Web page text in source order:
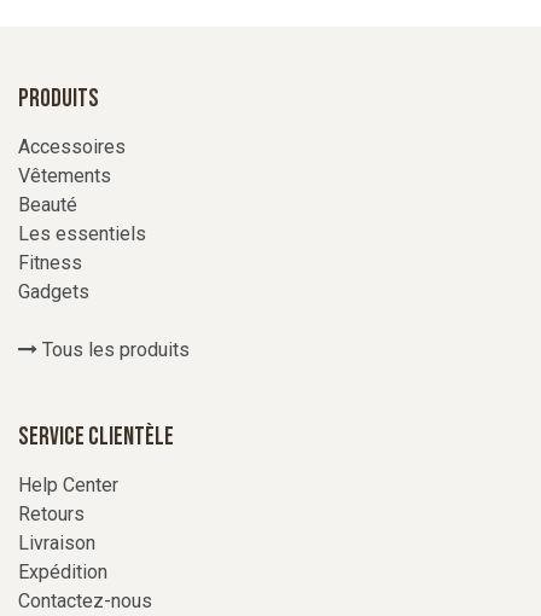
Produits
Accessoires
Vêtements
Beauté
Les essentiels
Fitness
Gadgets
Tous les produits
Service Clientèle
Help Center
Retours
Livraison
Expédition
Contactez-nous